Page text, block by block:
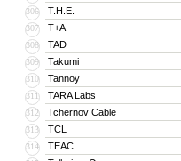
306 T.H.E.
307 T+A
308 TAD
309 Takumi
310 Tannoy
311 TARA Labs
312 Tchernov Cable
313 TCL
314 TEAC